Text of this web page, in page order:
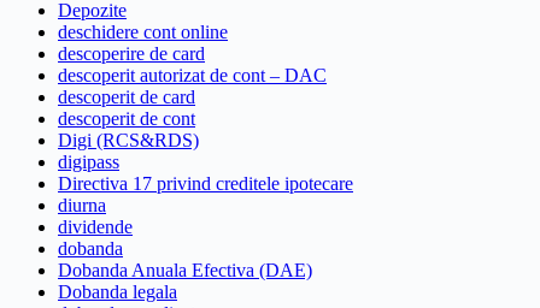
Depozite
deschidere cont online
descoperire de card
descoperit autorizat de cont – DAC
descoperit de card
descoperit de cont
Digi (RCS&RDS)
digipass
Directiva 17 privind creditele ipotecare
diurna
dividende
dobanda
Dobanda Anuala Efectiva (DAE)
Dobanda legala